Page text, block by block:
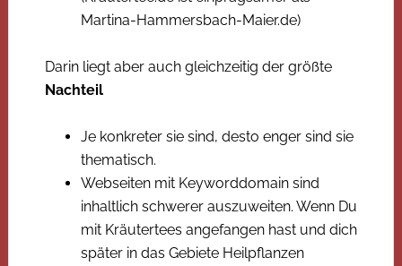
Martina-Hammersbach-Maier.de)
Darin liegt aber auch gleichzeitig der größte
Nachteil
Je konkreter sie sind, desto enger sind sie
thematisch.
Webseiten mit Keyworddomain sind
inhaltlich schwerer auszuweiten. Wenn Du
mit Kräutertees angefangen hast und dich
später in das Gebiete Heilpflanzen